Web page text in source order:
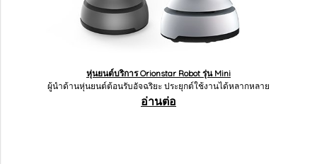
หุ่นยนต์บริการ Orionstar Robot รุ่น Mini
ผู้นำด้านหุ่นยนต์ต้อนรับอัจฉริยะ ประยุกต์ใช้งานได้หลากหลาย
อ่านต่อ